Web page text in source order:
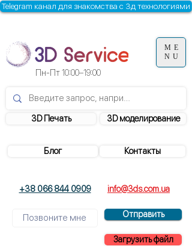
3D моделирование
Контакты
3D Печать
+38 066 844 0909 info@3ds.com.ua
Отправить
Загрузить файл
Блог
Пн-Пт10:00–19:00
Telegram канал для знакомства с 3д технологиями
ME
NU